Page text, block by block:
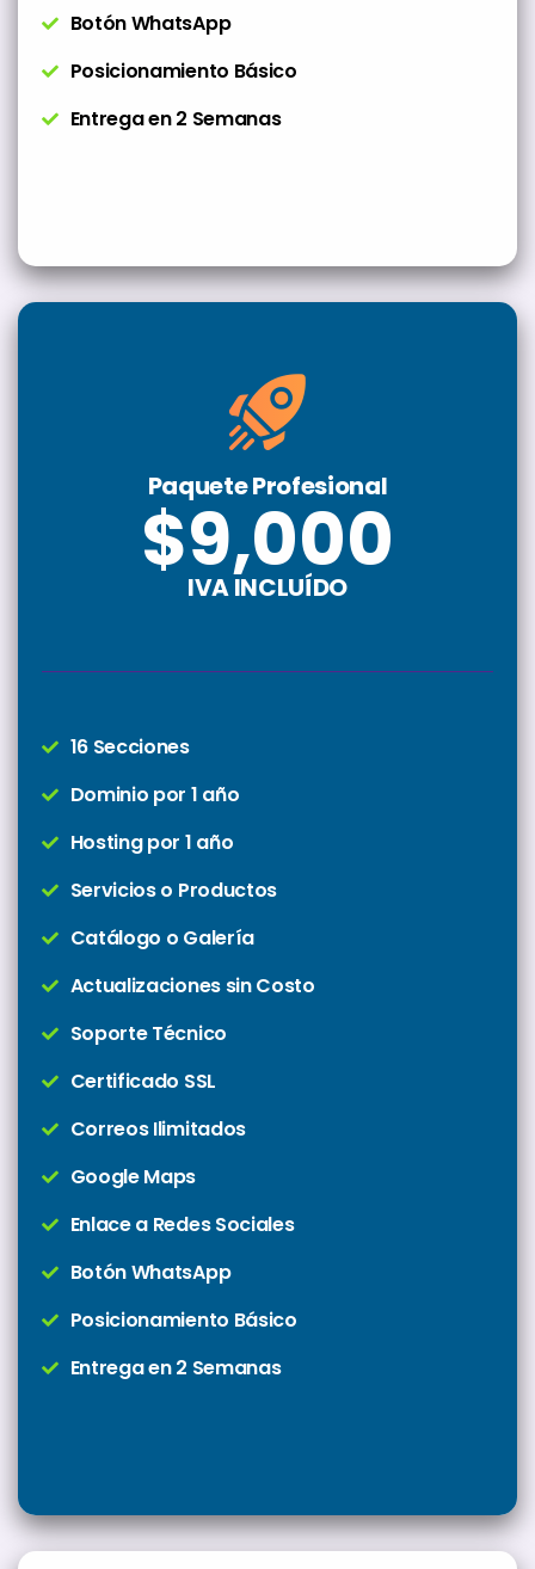
Botón WhatsApp
Posicionamiento Básico
Entrega en 2 Semanas
Paquete Profesional
$9,000
IVA INCLUÍDO
16 Secciones
Dominio por 1 año
Hosting por 1 año
Servicios o Productos
Catálogo o Galería
Actualizaciones sin Costo
Soporte Técnico
Certificado SSL
Correos Ilimitados
Google Maps
Enlace a Redes Sociales
Botón WhatsApp
Posicionamiento Básico
Entrega en 2 Semanas